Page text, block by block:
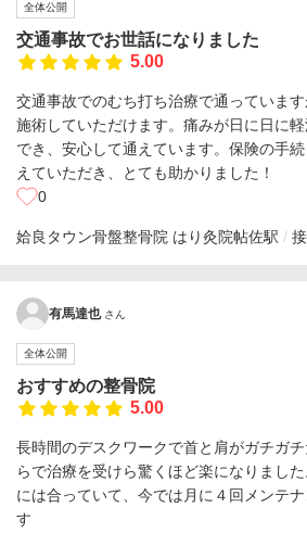
全体公開
交通事故でお世話になりました
5.00
交通事故でのむち打ち治療で通っていま
施術していただけます。痛みが日に日に
でき、安心して通えています。保険の手
えていただき、とても助かりました！
0
姶良タウン骨盤整骨院 はり灸院帖佐駅
有馬達也 さん
全体公開
おすすめの整骨院
5.00
長時間のデスクワークで首と肩がガチガ
らで治療を受けら驚くほど楽になりまし
には合っていて、今では月に４回メンテ
す